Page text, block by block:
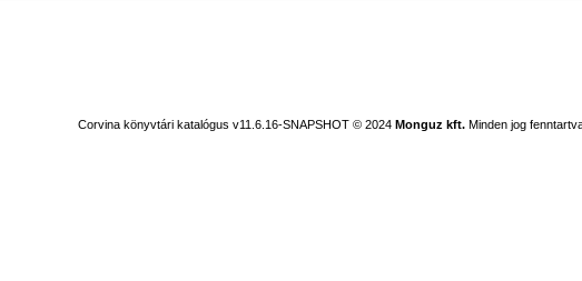
Corvina könyvtári katalógus v11.6.16-SNAPSHOT © 2024 Monguz kft. Minden jog